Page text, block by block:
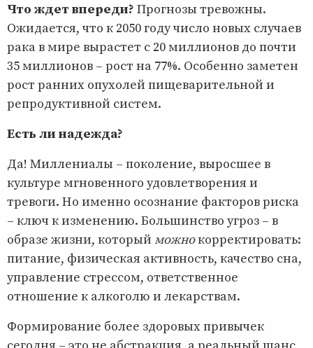
Что ждет впереди? Прогнозы тревожны.
Ожидается, что к 2050 году число новых случаев
рака в мире вырастет с 20 миллионов до почти
35 миллионов – рост на 77%. Особенно заметен
рост ранних опухолей пищеварительной и
репродуктивной систем.
Есть ли надежда?
Да! Миллениалы – поколение, выросшее в
культуре мгновенного удовлетворения и
тревоги. Но именно осознание факторов риска
– ключ к изменению. Большинство угроз – в
образе жизни, который можнокорректировать:
питание, физическая активность, качество сна,
управление стрессом, ответственное
отношение к алкоголю и лекарствам.
Формирование более здоровых привычек